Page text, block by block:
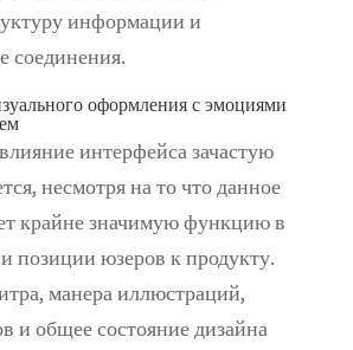
информации и
соединения.
оформления с эмоциями
интерфейса зачастую
несмотря на то что данное
крайне значимую функцию в
позиции юзеров к продукту.
манера иллюстраций,
и общее состояние дизайна